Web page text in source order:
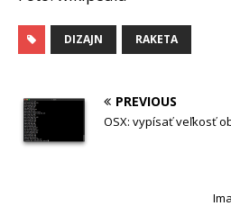
DIZAJN RAKETA
PREVIOUS
OSX: vypísať veľkosť